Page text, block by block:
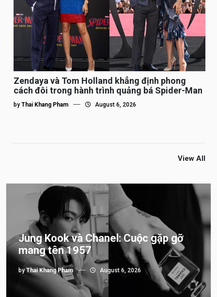
Zendaya và Tom Holland khẳng định phong
cách đôi trong hành trình quảng bá Spider-Man
by Thai Khang Pham August 6, 2026
View All
Jung Kook và Chanel: Cuộc gặp gỡ
mang tên 1957
byThai Khang Pham August 6, 2026